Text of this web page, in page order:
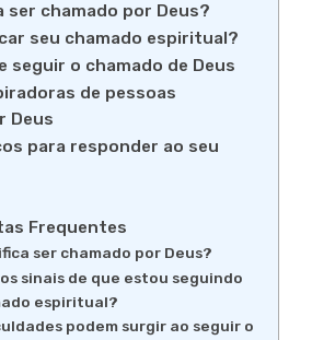
ser chamado por Deus?
seu chamado espiritual?
seguir o chamado de Deus
de pessoas
Deus
para responder ao seu
Frequentes
ser chamado por Deus?
sinais de que estou seguindo
espiritual?
podem surgir ao seguir o